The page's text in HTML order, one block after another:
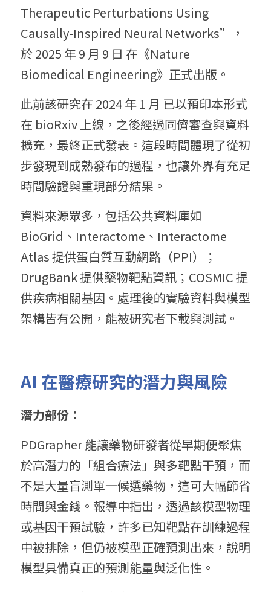
Therapeutic Perturbations Using
Causally-Inspired Neural Networks”，
於 2025 年 9 月 9 日 在《Nature
Biomedical Engineering》正式出版。
此前該研究在 2024 年 1 月 已以預印本形式
在 bioRxiv 上線，之後經過同儕審查與資料
擴充，最終正式發表。這段時間體現了從初
步發現到成熟發布的過程，也讓外界有充足
時間驗證與重現部分結果。
資料來源眾多，包括公共資料庫如
BioGrid、Interactome、Interactome
Atlas 提供蛋白質互動網路（PPI）；
DrugBank 提供藥物靶點資訊；COSMIC 提
供疾病相關基因。處理後的實驗資料與模型
架構皆有公開，能被研究者下載與測試。
AI 在醫療研究的潛力與風險
潛力部份：
PDGrapher 能讓藥物研發者從早期便聚焦
於高潛力的「組合療法」與多靶點干預，而
不是大量盲測單一候選藥物，這可大幅節省
時間與金錢。報導中指出，透過該模型物理
或基因干預試驗，許多已知靶點在訓練過程
中被排除，但仍被模型正確預測出來，說明
模型具備真正的預測能量與泛化性。